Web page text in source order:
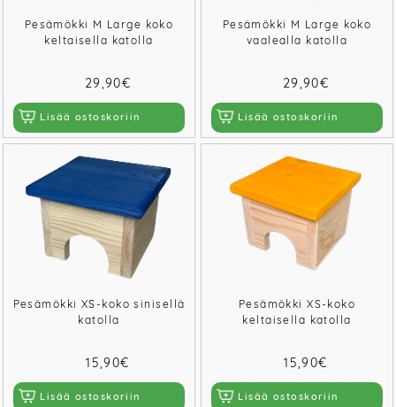
Pesämökki M Large koko
keltaisella katolla
29,90€
Lisää ostoskoriin
Pesämökki M Large koko
vaalealla katolla
29,90€
Lisää ostoskoriin
Pesämökki XS-koko sinisellä
katolla
15,90€
Lisää ostoskoriin
Pesämökki XS-koko
keltaisella katolla
15,90€
Lisää ostoskoriin